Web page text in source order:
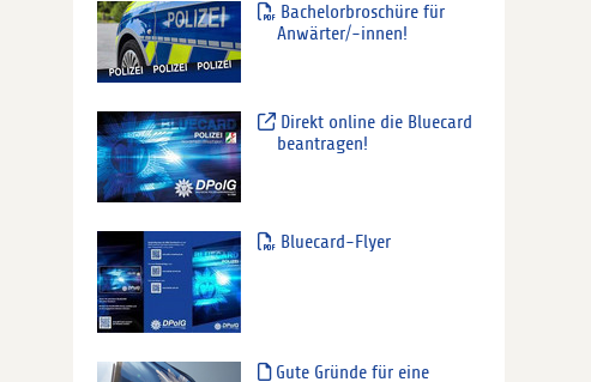
Bachelorbroschüre für
Anwärter/-innen!
Direkt online die Bluecard
beantragen!
Bluecard-Flyer
Gute Gründe für eine